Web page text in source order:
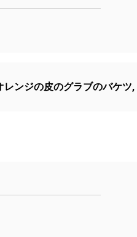
レンジの皮のグラブのバケツ,